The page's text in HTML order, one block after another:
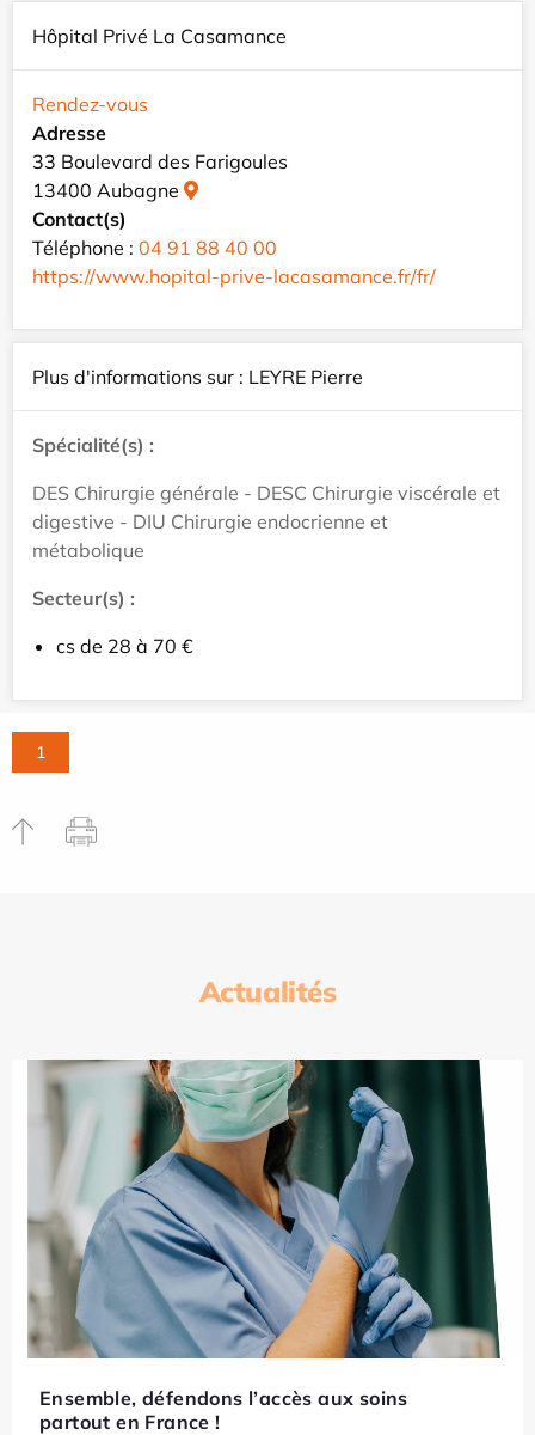
Hôpital Privé La Casamance
Rendez-vous
Adresse
33 Boulevard des Farigoules
13400 Aubagne
Contact(s)
Téléphone : 04 91 88 40 00
https://www.hopital-prive-lacasamance.fr/fr/
Plus d'informations sur : LEYRE Pierre
Spécialité(s) :
DES Chirurgie générale - DESC Chirurgie viscérale et
digestive - DIU Chirurgie endocrienne et
métabolique
Secteur(s) :
cs de 28 à 70 €
1
Actualités
Ensemble, défendons l’accès aux soins
partout en France !